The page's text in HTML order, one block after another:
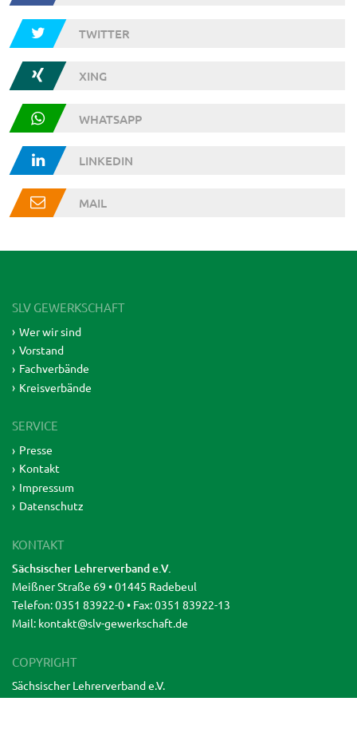
TWITTER
XING
WHATSAPP
LINKEDIN
MAIL
SLV GEWERKSCHAFT
Wer wir sind
Vorstand
Fachverbände
Kreisverbände
SERVICE
Presse
Kontakt
Impressum
Datenschutz
KONTAKT
Sächsischer Lehrerverband e.V.
Meißner Straße 69 • 01445 Radebeul
Telefon: 0351 83922-0 • Fax: 0351 83922-13
Mail: kontakt@slv-gewerkschaft.de
COPYRIGHT
Sächsischer Lehrerverband e.V.